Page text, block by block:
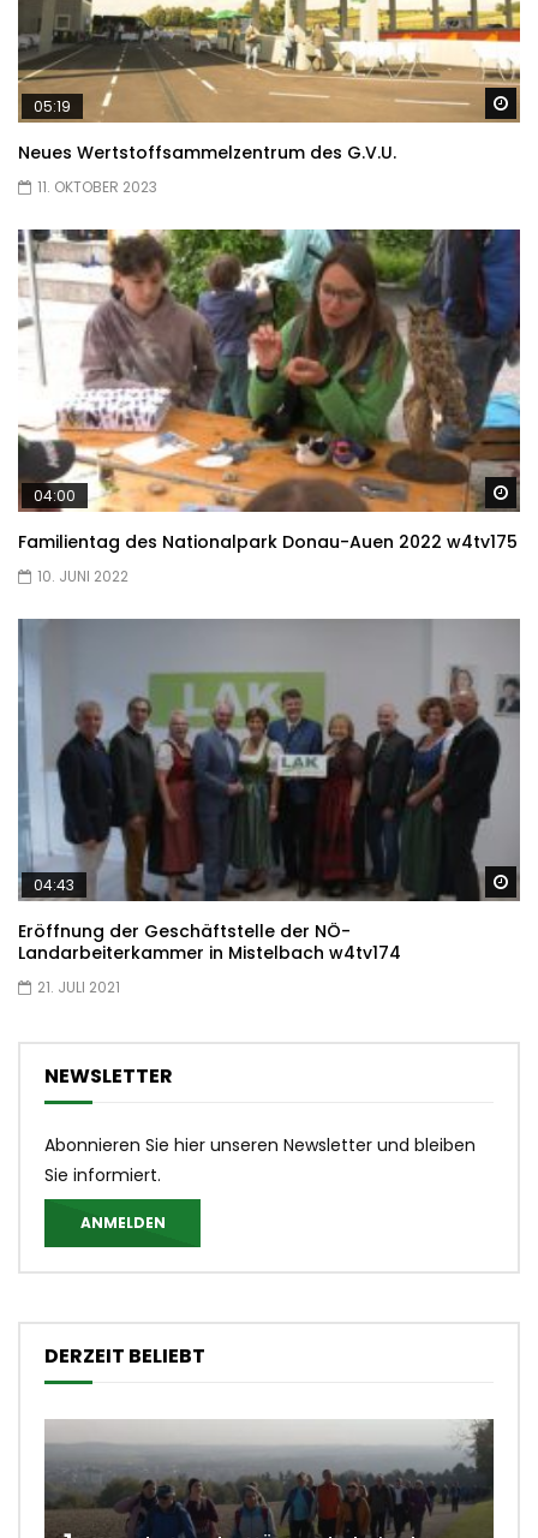
05:19
Neues Wertstoffsammelzentrum des G.V.U.
11. OKTOBER 2023
04:00
Familientag des Nationalpark Donau-Auen 2022 w4tv175
10. JUNI 2022
04:43
Eröffnung der Geschäftstelle der NÖ-
Landarbeiterkammer in Mistelbach w4tv174
21. JULI 2021
NEWSLETTER
Abonnieren Sie hier unseren Newsletter und bleiben
Sie informiert.
ANMELDEN
DERZEIT BELIEBT